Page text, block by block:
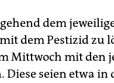
dem
dem Pestizid zu
Mittwoch mit den
seien etwa in